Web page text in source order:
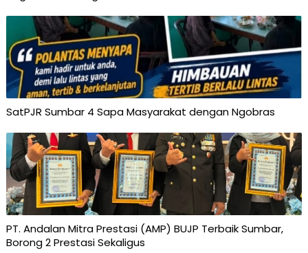
SatPJR Sumbar 4 Sapa Masyarakat dengan Ngobras
PT. Andalan Mitra Prestasi (AMP) BUJP Terbaik Sumbar,
Borong 2 Prestasi Sekaligus